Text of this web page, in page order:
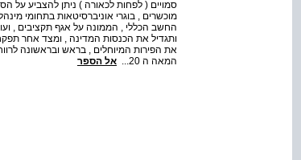
מוכשרים , בוגרי אוניברסיטאות בתחומי
החשב הכללי , הממונה על אגף תקציבים ,
ותגדיל את הכנסות המדינה , ומצד אחר
המאה ה 20...
אל הספר